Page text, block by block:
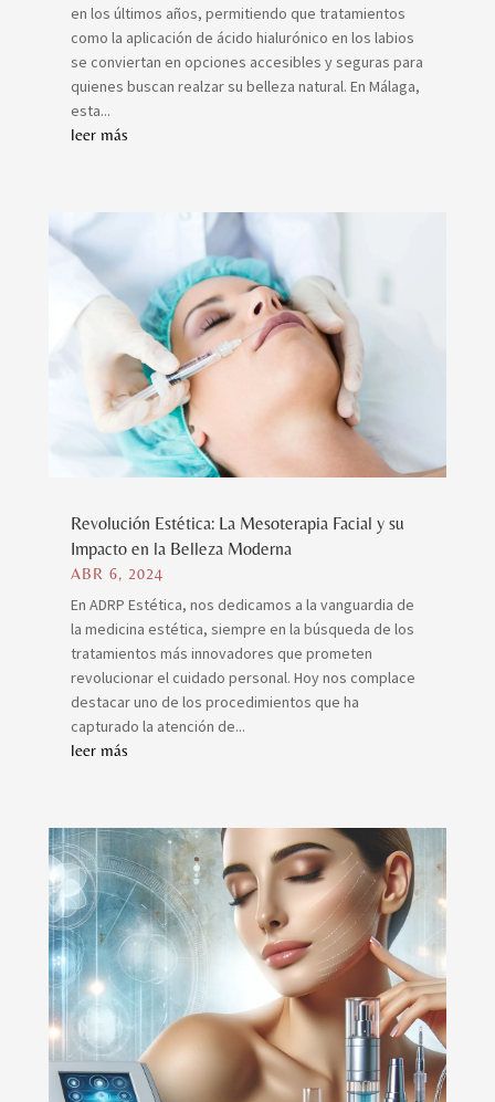
en los últimos años, permitiendo que tratamientos
como la aplicación de ácido hialurónico en los labios
se conviertan en opciones accesibles y seguras para
quienes buscan realzar su belleza natural. En Málaga,
esta...
leer más
Revolución Estética: La Mesoterapia Facial y su
Impacto en la Belleza Moderna
ABR 6, 2024
En ADRP Estética, nos dedicamos a la vanguardia de
la medicina estética, siempre en la búsqueda de los
tratamientos más innovadores que prometen
revolucionar el cuidado personal. Hoy nos complace
destacar uno de los procedimientos que ha
capturado la atención de...
leer más